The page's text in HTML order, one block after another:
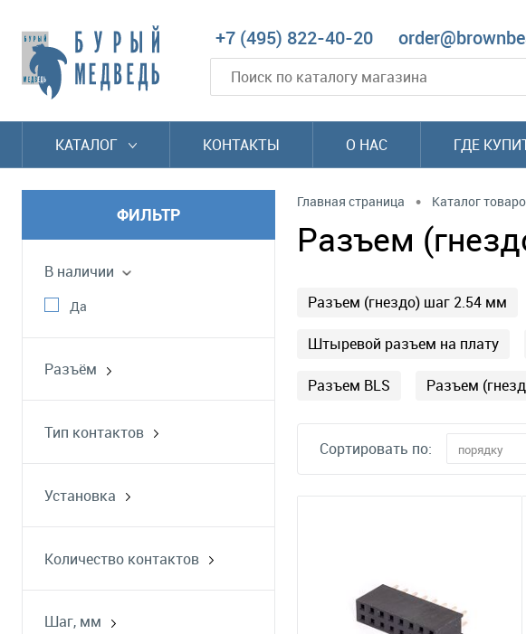
+7 (495) 822-40-20
КАТАЛОГ КОНТАКТЫ О НАС ГДЕ
ФИЛЬТР
В наличии
Да
Разъём
Тип контактов
Установка
Количество контактов
Шаг, мм
Главная страница • Каталог
Разъем
Разъем (гнездо) шаг 2.54 мм
Штыревой разъем на плату
Разъем BLS Разъем
Сортировать по: порядку